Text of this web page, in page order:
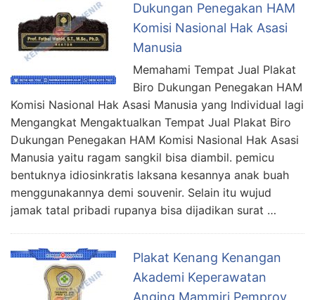
Dukungan Penegakan HAM
Komisi Nasional Hak Asasi
Manusia
Memahami Tempat Jual Plakat
Biro Dukungan Penegakan HAM
Komisi Nasional Hak Asasi Manusia yang Individual lagi
Mengangkat Mengaktualkan Tempat Jual Plakat Biro
Dukungan Penegakan HAM Komisi Nasional Hak Asasi
Manusia yaitu ragam sangkil bisa diambil. pemicu
bentuknya idiosinkratis laksana kesannya anak buah
menggunakannya demi souvenir. Selain itu wujud
jamak tatal pribadi rupanya bisa dijadikan surat …
Plakat Kenang Kenangan
Akademi Keperawatan
Anging Mammiri Pemprov